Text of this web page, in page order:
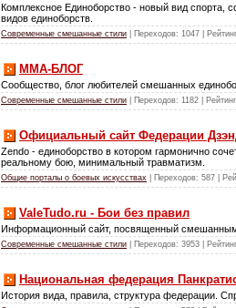
Комплексное Единоборство - новый вид спорта,
видов единоборств.
Современные смешанные стили | Переходов: 1047 |
MMA-БЛОГ
Сообщество, блог любителей смешанных
Современные смешанные стили | Переходов: 1182 |
Официальный сайт Федерации
Zendo - единоборство в котором гармонично
реальному бою, минимальный травматизм.
Общие порталы о боевых искусствах | Переходов: 587 |
ValeTudo.ru - Бои без правил
Информационный сайт, посвященный смешанным
Современные смешанные стили | Переходов: 3953 |
Национальная федерация
История вида, правила, структура федерации.